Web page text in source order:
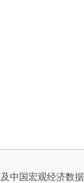
中国宏观经济数